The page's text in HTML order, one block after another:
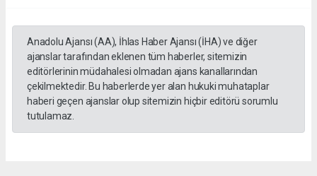
Anadolu Ajansı (AA), İhlas Haber Ajansı (İHA) ve diğer
ajanslar tarafından eklenen tüm haberler, sitemizin
editörlerinin müdahalesi olmadan ajans kanallarından
çekilmektedir. Bu haberlerde yer alan hukuki muhataplar
haberi geçen ajanslar olup sitemizin hiçbir editörü sorumlu
tutulamaz.